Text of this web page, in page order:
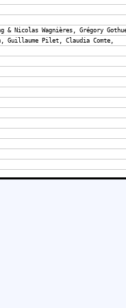
Nicolas Wagnières, Grégory
Guillaume Pilet, Claudia Comte,